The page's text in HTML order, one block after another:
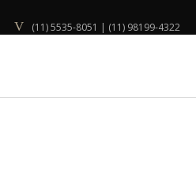
(11) 5535-8051 | (11) 98199-4322